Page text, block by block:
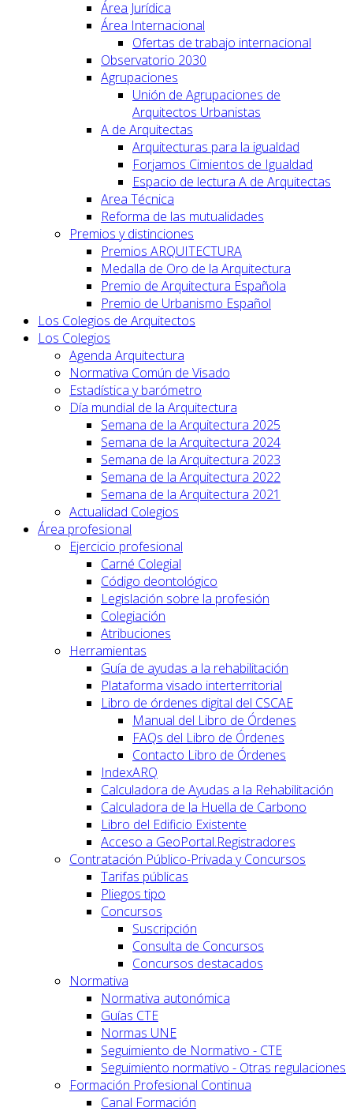
Área Jurídica
Área Internacional
Ofertas de trabajo internacional
Observatorio 2030
Agrupaciones
Unión de Agrupaciones de
Arquitectos Urbanistas
A de Arquitectas
Arquitecturas para la igualdad
Forjamos Cimientos de Igualdad
Espacio de lectura A de Arquitectas
Area Técnica
Reforma de las mutualidades
Premios y distinciones
Premios ARQUITECTURA
Medalla de Oro de la Arquitectura
Premio de Arquitectura Española
Premio de Urbanismo Español
Los Colegios de Arquitectos
Los Colegios
Agenda Arquitectura
Normativa Común de Visado
Estadística y barómetro
Día mundial de la Arquitectura
Semana de la Arquitectura 2025
Semana de la Arquitectura 2024
Semana de la Arquitectura 2023
Semana de la Arquitectura 2022
Semana de la Arquitectura 2021
Actualidad Colegios
Área profesional
Ejercicio profesional
Carné Colegial
Código deontológico
Legislación sobre la profesión
Colegiación
Atribuciones
Herramientas
Guía de ayudas a la rehabilitación
Plataforma visado interterritorial
Libro de órdenes digital del CSCAE
Manual del Libro de Órdenes
FAQs del Libro de Órdenes
Contacto Libro de Órdenes
IndexARQ
Calculadora de Ayudas a la Rehabilitación
Calculadora de la Huella de Carbono
Libro del Edificio Existente
Acceso a GeoPortal.Registradores
Contratación Público-Privada y Concursos
Tarifas públicas
Pliegos tipo
Concursos
Suscripción
Consulta de Concursos
Concursos destacados
Normativa
Normativa autonómica
Guías CTE
Normas UNE
Seguimiento de Normativo - CTE
Seguimiento normativo - Otras regulaciones
Formación Profesional Continua
Canal Formación